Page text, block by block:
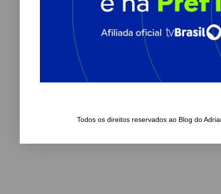
Todos os direitos reservados ao Blog do